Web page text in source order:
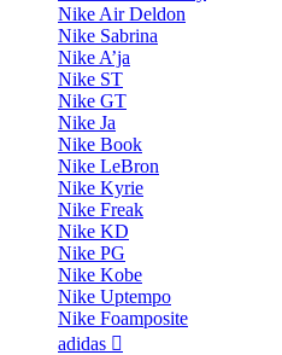
Nike Air Deldon
Nike Sabrina
Nike A’ja
Nike ST
Nike GT
Nike Ja
Nike Book
Nike LeBron
Nike Kyrie
Nike Freak
Nike KD
Nike PG
Nike Kobe
Nike Uptempo
Nike Foamposite
adidas